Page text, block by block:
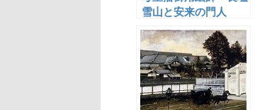
雪山と安来の門人